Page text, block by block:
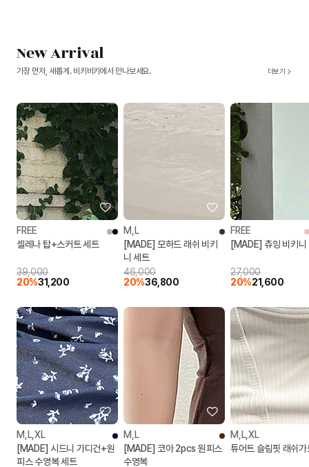
New Arrival
가장 먼저, 새롭게. 비키비키에서 만나보세요. 더보기
FREE
셀레나 탑+스커트 세트
39,000
20%31,200
M,L,XL
[MADE] 시드니 가디건+원
피스 수영복 세트
M,L
[MADE] 모하드 래쉬 비키
니 세트
46,000
20%36,800
M,L
[MADE] 코아 2pcs 원피스
수영복
FREE
[MADE] 츄잉 비키니
27,000
20%21,600
M,L,XL
튜어트 슬림핏 래쉬가